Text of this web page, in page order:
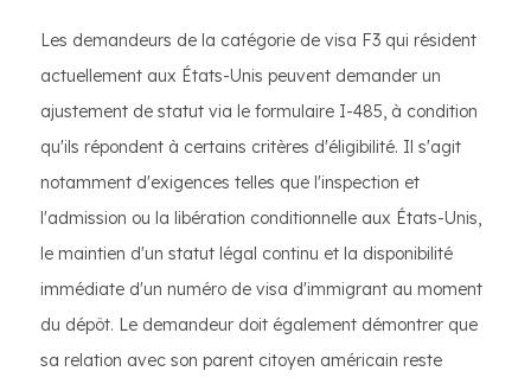
Les demandeurs de la catégorie de visa F3 qui résident
actuellement aux États-Unis peuvent demander un
ajustement de statut via le formulaire I-485, à condition
qu'ils répondent à certains critères d'éligibilité. Il s'agit
notamment d'exigences telles que l'inspection et
l'admission ou la libération conditionnelle aux États-Unis,
le maintien d'un statut légal continu et la disponibilité
immédiate d'un numéro de visa d'immigrant au moment
du dépôt. Le demandeur doit également démontrer que
sa relation avec son parent citoyen américain reste